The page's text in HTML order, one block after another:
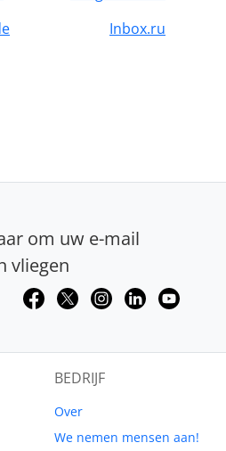
Inbox.ru
om uw e-mail
vliegen
BEDRIJF
Over
We nemen mensen aan!